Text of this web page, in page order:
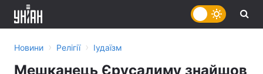
Новини › Релігії › Іудаїзм
Мешканець Єрусалиму знайшов